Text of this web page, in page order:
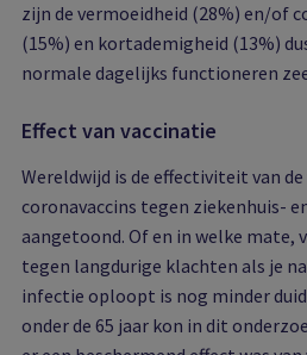
zijn de vermoeidheid (28%) en/of
(15%) en kortademigheid (13%)
normale dagelijks functioneren
Effect van vaccinatie
Wereldwijd is de effectiviteit van
coronavaccins tegen ziekenhuis-
aangetoond. Of en in welke mate,
tegen langdurige klachten als je
infectie oploopt is nog minder
onder de 65 jaar kon in dit